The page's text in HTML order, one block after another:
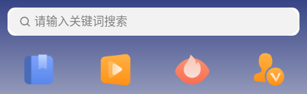
请输入关键词搜索